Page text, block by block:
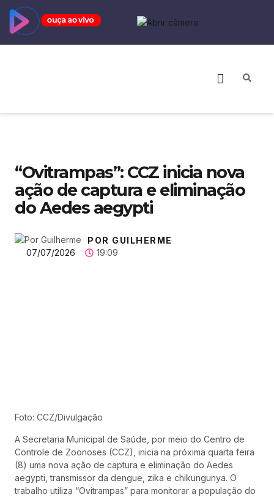
“Ovitrampas”: CCZ inicia nova
ação de captura e eliminação
do Aedes aegypti
POR GUILHERME
07/07/2026
19:09
Foto: CCZ/Divulgação
A Secretaria Municipal de Saúde, por meio do Centro de
Controle de Zoonoses (CCZ), inicia na próxima quarta feira
(8) uma nova ação de captura e eliminação do Aedes
aegypti, transmissor da dengue, zika e chikungunya. O
trabalho utiliza “Ovitrampas” para monitorar a população do